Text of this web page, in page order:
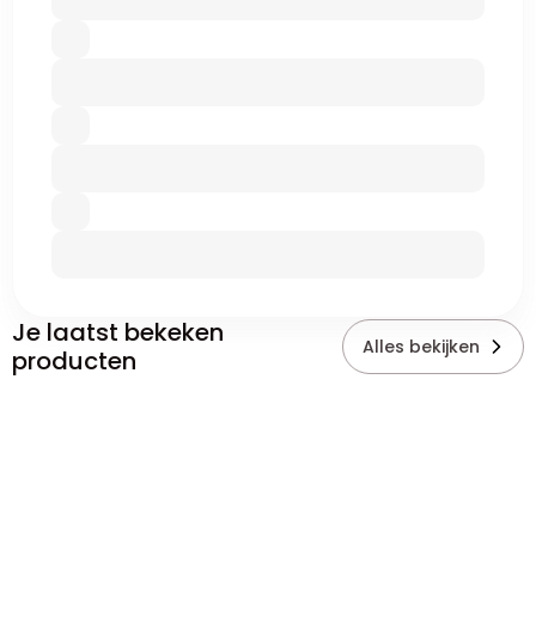
Je laatst bekeken
producten
Alles bekijken